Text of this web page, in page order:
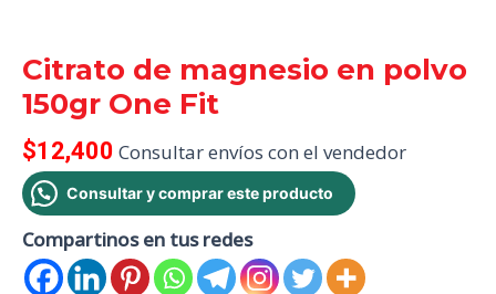
Citrato de magnesio en polvo
150gr One Fit
$12,400 Consultar envíos con el vendedor
Consultar y comprar este producto
Compartinos en tus redes